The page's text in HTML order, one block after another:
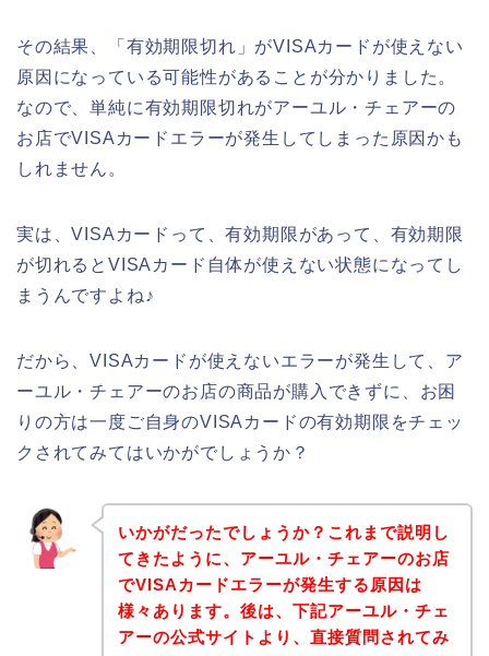
その結果、「有効期限切れ」がVISAカードが使えない
原因になっている可能性があることが分かりました。
なので、単純に有効期限切れがアーユル・チェアーの
お店でVISAカードエラーが発生してしまった原因かも
しれません。
実は、VISAカードって、有効期限があって、有効期限
が切れるとVISAカード自体が使えない状態になってし
まうんですよね♪
だから、VISAカードが使えないエラーが発生して、ア
ーユル・チェアーのお店の商品が購入できずに、お困
りの方は一度ご自身のVISAカードの有効期限をチェッ
クされてみてはいかがでしょうか？
いかがだったでしょうか？これまで説明し
てきたように、アーユル・チェアーのお店
でVISAカードエラーが発生する原因は
様々あります。後は、下記アーユル・チェ
アーの公式サイトより、直接質問されてみ